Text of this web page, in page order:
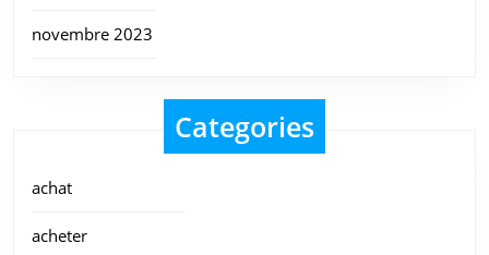
novembre 2023
Categories
achat
acheter